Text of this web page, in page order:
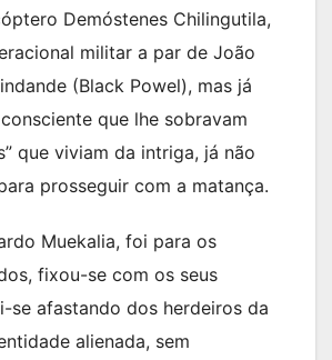
Demóstenes Chilingutila,
militar a par de João
(Black Powel), mas já
que lhe sobravam
que viviam da intriga, já não
prosseguir com a matança.
Muekalia, foi para os
fixou-se com os seus
se afastando dos herdeiros da
alienada, sem